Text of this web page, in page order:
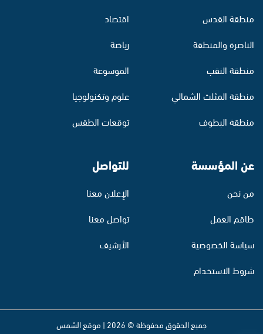
منطقة القدس
الناصرة والمنطقة
منطقة النقب
منطقة المثلث الشمالي
منطقة البطوف
اقتصاد
رياضة
الموسوعة
علوم وتكنولوجيا
توقعات الطقس
عن المؤسسة
من نحن
طاقم العمل
سياسة الخصوصية
شروط الاستخدام
للتواصل
الإعلان معنا
تواصل معنا
الأرشيف
جميع الحقوق محفوظة © 2026 | موقع الشمس